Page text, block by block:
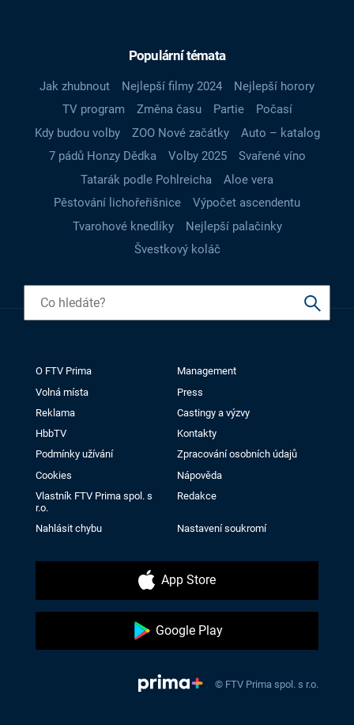
Populární témata
Jak zhubnout Nejlepší filmy 2024
Nejlepší horory
TV program
Změna času Partie
Počasí
Kdy budou volby
ZOO Nové začátky
Auto – katalog
7 pádů Honzy Dědka
Volby 2025
Svařené víno
Tatarák podle Pohlreicha
Aloe vera
Pěstování lichořeřišnice
Výpočet ascendentu
Tvarohové knedlíky
Nejlepší palačinky
Švestkový koláč
O FTV Prima
Management
Volná místa
Press
Reklama
Castingy a výzvy
HbbTV
Kontakty
Podmínky užívání
Zpracování osobních údajů
Cookies
Nápověda
Vlastník FTV Prima spol. s
r.o.
Redakce
Nahlásit chybu Nastavení soukromí
App Store
Google Play
© FTV Prima spol. s r.o.